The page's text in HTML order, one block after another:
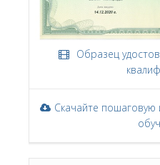
Образец
Скачайте пошаговую